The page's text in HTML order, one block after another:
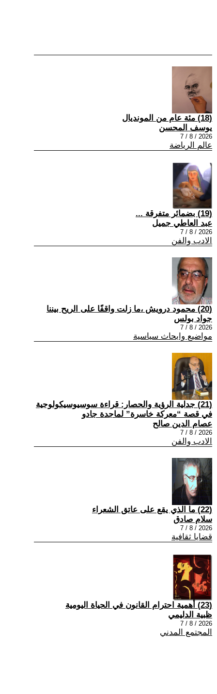
(18) مئة عام من المونديال
يوسف المحسن
2026 / 8 / 7
عالم الرياضة
(19) بضمائر متفرقة ...
عبد العاطي جميل
2026 / 8 / 7
الادب والفن
(20) محمود درويش ،ما زلت واقفًا على الريح بيننا
جواد بولس
2026 / 8 / 7
مواضيع وابحاث سياسية
(21) جدلية الرؤية والحصار: قراءة سوسيوسيكولوجية
في قصة “معركة خاسرة” لماجدة جادو
عصام الدين صالح
2026 / 8 / 7
الادب والفن
(22) ما الذي يقع على عاتق الشعراء
سلام صادق
2026 / 8 / 7
قضايا ثقافية
(23) أهمية احترام القانون في الحياة اليومية
ظبية الدليمي
2026 / 8 / 7
المجتمع المدني